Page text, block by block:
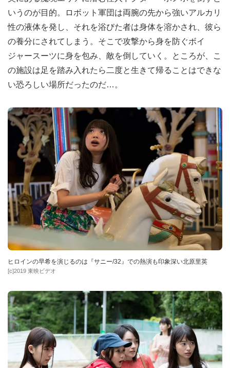
いうのが目的。ロボット軍団は両腕の先から強いアルカリ
性の液体を発し、それを浴びた者は身体を溶かされ、彼ら
の養分にされてしまう。そこで攻撃から身を防ぐボイ
ジャースーツに身を包み、敵を倒していく。ところが、こ
の施設は足を踏み入れたら二度と生きて帰ることはできな
い恐ろしい場所だったのだ…。
ヒロインの早希を演じるのは『サニー/32』での熱演も印象深い北原里英
[c]2019 東映ビデオ